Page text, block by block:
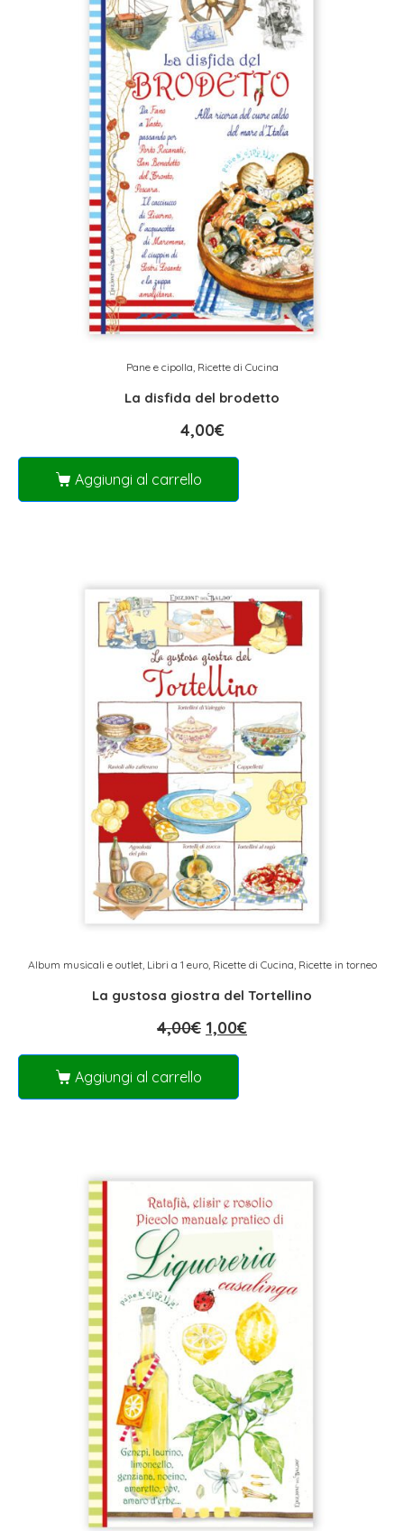
Pane e cipolla Ricette di Cucina
La disfida del brodetto
4,00€
Aggiungi al carrello
Album musicali e outlet, Libri a 1 euro, Ricette di Cucina Ricette in torneo
La gustosa giostra del Tortellino
4,00€ 1,00€
Aggiungi al carrello